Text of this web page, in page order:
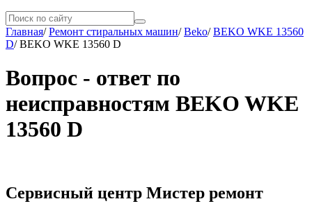
Главная/Ремонт стиральных машин/Beko/BEKO WKE 13560
D/BEKO WKE 13560 D
Вопрос - ответ по
неисправностям BEKO WKE
13560 D
Сервисный центр Мистер ремонт